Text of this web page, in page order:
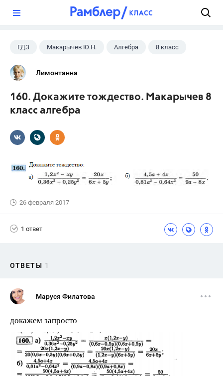
ГДЗ Макарычев Ю.Н. Алгебра 8 класс
Лимонтанна
160. Докажите тождество. Макарычев 8
класс алгебра
26 февраля 2017
1 ответ
ОТВЕТЫ 1
Маруся Филатова
докажем запросто